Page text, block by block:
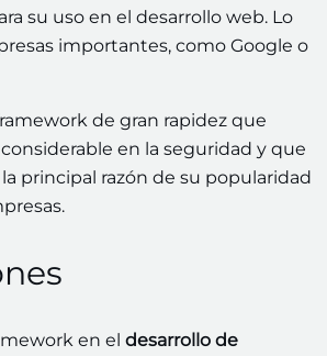
su uso en el desarrollo web. Lo
importantes, como Google o
de gran rapidez que
en la seguridad y que
principal razón de su popularidad
en el desarrollo de